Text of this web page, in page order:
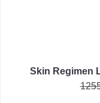
Skin Regimen